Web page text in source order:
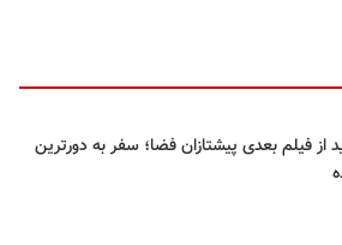
از فیلم بعدی پیشتازان فضا؛ سفر به دورترین